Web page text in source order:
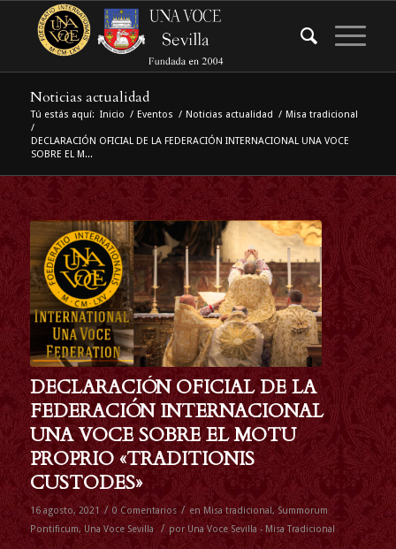
Noticias actualidad
Tú estás aquí: Inicio / Eventos / Noticias actualidad / Misa tradicional
/
DECLARACIÓN OFICIAL DE LA FEDERACIÓN INTERNACIONAL UNA VOCE
SOBRE EL M...
DECLARACIÓN OFICIAL DE LA
FEDERACIÓN INTERNACIONAL
UNA VOCE SOBRE EL MOTU
PROPRIO «TRADITIONIS
CUSTODES»
16 agosto, 2021 / 0 Comentarios / en Misa tradicional , Summorum
Pontificum, Una Voce Sevilla / por Una Voce Sevilla - Misa Tradicional